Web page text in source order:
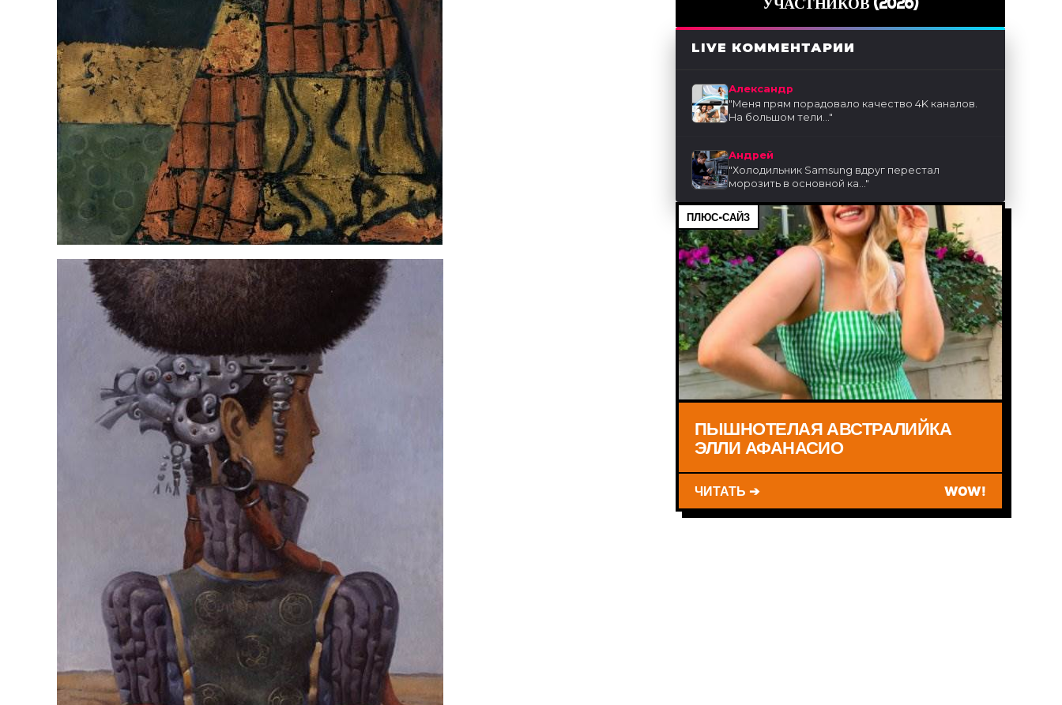
LIVE КОММЕНТАРИИ
Александр
"Меня прям порадовало качество 4K каналов.
На большом тели..."
Андрей
"Холодильник Samsung вдруг перестал
морозить в основной ка..."
ПЛЮС-САЙЗ
ПЫШНОТЕЛАЯ АВСТРАЛИЙКА
ЭЛЛИ АФАНАСИО
ЧИТАТЬ ➔ WOW!